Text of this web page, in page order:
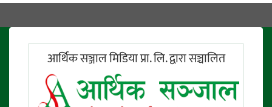
आर्थिक सञ्जाल मिडिया प्रा. लि. द्वारा सञ्चालित